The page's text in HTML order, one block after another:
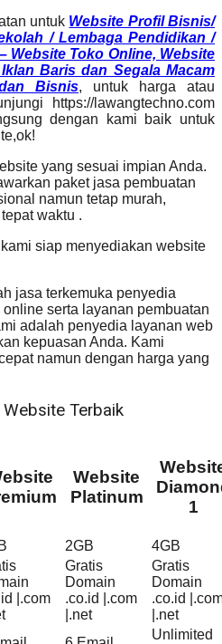
untuk Website Profil Bisnis/
/ Lembaga Pendidikan /
Website Toko Online, Website
Baris dan Segala Macam
Bisnis, untuk harga atau
https://lawangtechno.com
dengan kami baik untuk
yang sesuai impian Anda.
paket jasa pembuatan
namun tetap murah,
waktu .
siap menyediakan website
jasa terkemuka penyedia
serta layanan pembuatan
adalah penyedia layanan web
kepuasan Anda. Kami
namun dengan harga yang
Terbaik
Website
Platinum
1
2GB 4GB
|.com
Gratis
Domain
.co.id |.com
|.net
Gratis
Domain
.co.id
|.net
Unlimited